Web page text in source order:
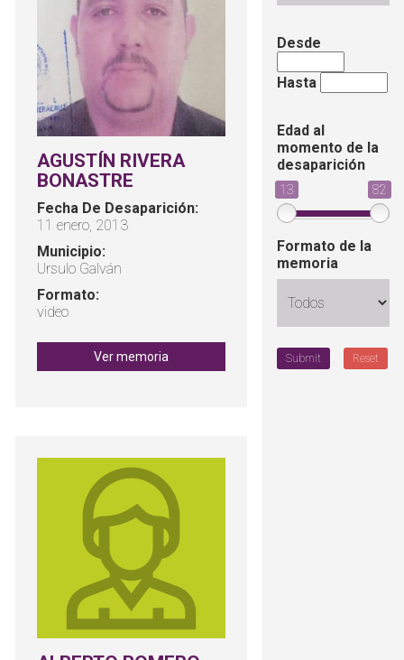
Desde
Hasta
Edad al
momento de la
desaparición
13 82
Formato de la
memoria
Submit Reset
AGUSTÍN RIVERA
BONASTRE
Fecha De Desaparición:
11 enero, 2013
Municipio:
Ursulo Galván
Formato:
video
Ver memoria